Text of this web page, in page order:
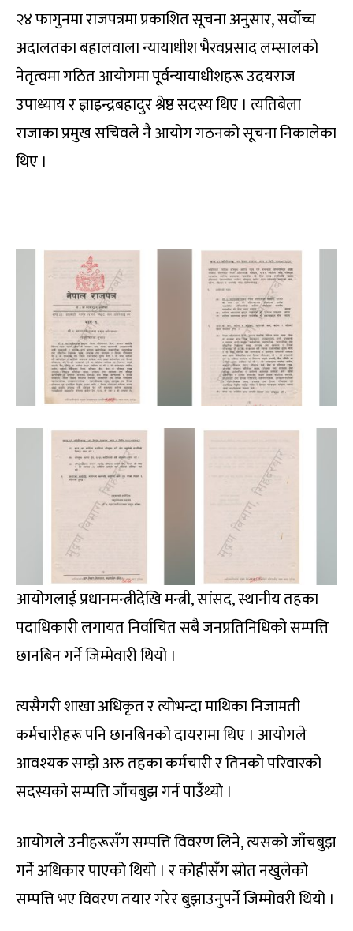
२४ फागुनमा राजपत्रमा प्रकाशित सूचना अनुसार, सर्वोच्च
अदालतका बहालवाला न्यायाधीश भैरवप्रसाद लम्सालको
नेतृत्वमा गठित आयोगमा पूर्वन्यायाधीशहरू उदयराज
उपाध्याय र ज्ञाइन्द्रबहादुर श्रेष्ठ सदस्य थिए । त्यतिबेला
राजाका प्रमुख सचिवले नै आयोग गठनको सूचना निकालेका
थिए ।
आयोगलाई प्रधानमन्त्रीदेखि मन्त्री, सांसद, स्थानीय तहका
पदाधिकारी लगायत निर्वाचित सबै जनप्रतिनिधिको सम्पत्ति
छानबिन गर्ने जिम्मेवारी थियो ।
त्यसैगरी शाखा अधिकृत र त्योभन्दा माथिका निजामती
कर्मचारीहरू पनि छानबिनको दायरामा थिए । आयोगले
आवश्यक सम्झे अरु तहका कर्मचारी र तिनको परिवारको
सदस्यको सम्पत्ति जाँचबुझ गर्न पाउँथ्यो ।
आयोगले उनीहरूसँग सम्पत्ति विवरण लिने, त्यसको जाँचबुझ
गर्ने अधिकार पाएको थियो । र कोहीसँग स्रोत नखुलेको
सम्पत्ति भए विवरण तयार गरेर बुझाउनुपर्ने जिम्मोवरी थियो ।